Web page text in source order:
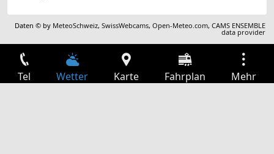
Daten © by MeteoSchweiz,SwissWebcams,Open-Meteo.com,CAMS ENSEMBLE
data provider
Tel Wetter Karte Fahrplan Mehr